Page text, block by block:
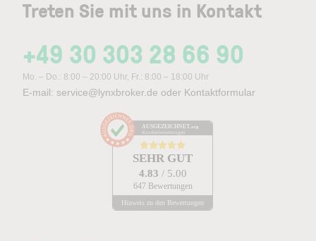
Treten Sie mit uns in Kontakt
+49 30 303 28 66 90
Mo. – Do.: 8:00 – 20:00 Uhr, Fr.: 8:00 – 18:00 Uhr
E-mail: service@lynxbroker.de oder Kontaktformular
AUSGEZEICHNET .org
Kundenbewertungen
SEHR GUT
4.83 / 5.00
647 Bewertungen
Hinweis zu den Bewertungen